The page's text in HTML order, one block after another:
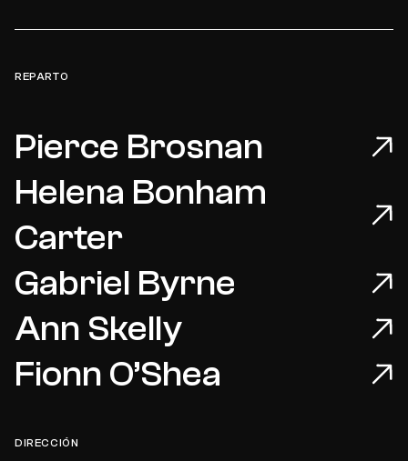
REPARTO
Pierce Brosnan
Helena Bonham
Carter
Gabriel Byrne
Ann Skelly
Fionn O’Shea
DIRECCIÓN